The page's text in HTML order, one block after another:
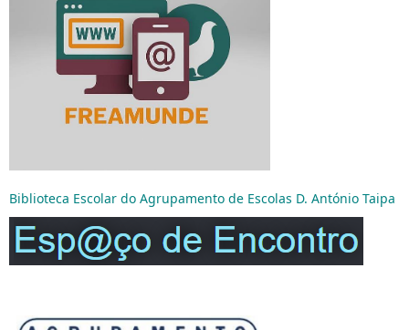
Biblioteca Escolar do Agrupamento de Escolas D. António Taipa